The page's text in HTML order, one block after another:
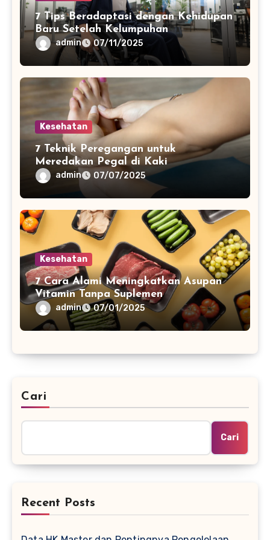
7 Tips Beradaptasi dengan Kehidupan
Baru Setelah Kelumpuhan
admin 07/11/2025
Kesehatan
7 Teknik Peregangan untuk
Meredakan Pegal di Kaki
admin 07/07/2025
Kesehatan
7 Cara Alami Meningkatkan Asupan
Vitamin Tanpa Suplemen
admin 07/01/2025
Cari
Cari
Recent Posts